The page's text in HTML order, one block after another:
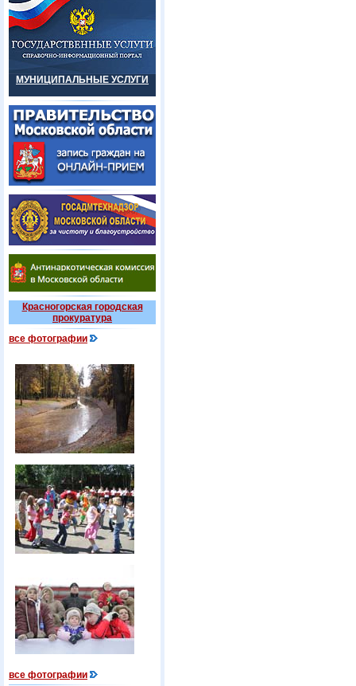
МУНИЦИПАЛЬНЫЕ УСЛУГИ
Красногорская городская
прокуратура
все фотографии
все фотографии